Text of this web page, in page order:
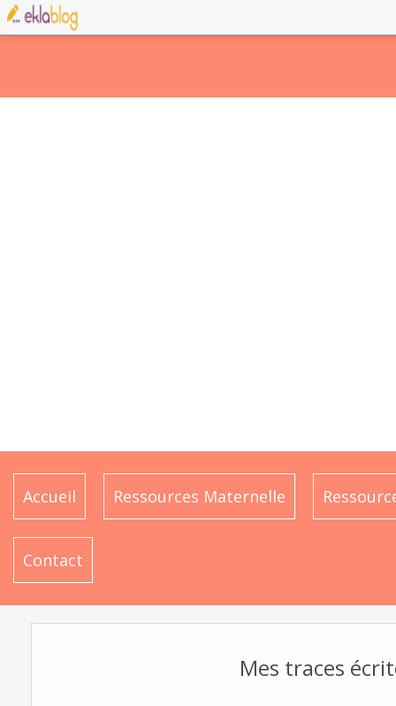
Accueil Ressources Maternelle
Contact
Mes traces